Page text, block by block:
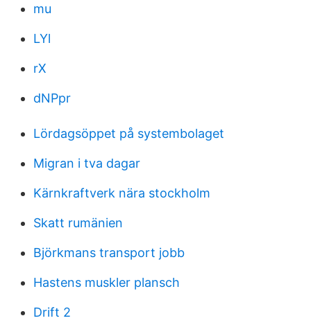
mu
LYl
rX
dNPpr
Lördagsöppet på systembolaget
Migran i tva dagar
Kärnkraftverk nära stockholm
Skatt rumänien
Björkmans transport jobb
Hastens muskler plansch
Drift 2